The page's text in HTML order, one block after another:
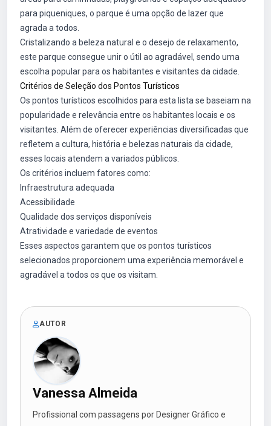
para piqueniques, o parque é uma opção de lazer que
agrada a todos.
Cristalizando a beleza natural e o desejo de relaxamento,
este parque consegue unir o útil ao agradável, sendo uma
escolha popular para os habitantes e visitantes da cidade.
Critérios de Seleção dos Pontos Turísticos
Os pontos turísticos escolhidos para esta lista se baseiam na
popularidade e relevância entre os habitantes locais e os
visitantes. Além de oferecer experiências diversificadas que
refletem a cultura, história e belezas naturais da cidade,
esses locais atendem a variados públicos.
Os critérios incluem fatores como:
Infraestrutura adequada
Acessibilidade
Qualidade dos serviços disponíveis
Atratividade e variedade de eventos
Esses aspectos garantem que os pontos turísticos
selecionados proporcionem uma experiência memorável e
agradável a todos os que os visitam.
AUTOR
Vanessa Almeida
Profissional com passagens por Designer Gráfico e